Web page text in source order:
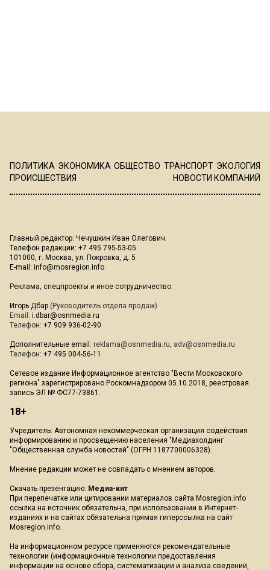
ПОЛИТИКА ЭКОНОМИКА ОБЩЕСТВО ТРАНСПОРТ ЭКОЛОГИЯ
ПРОИСШЕСТВИЯ
НОВОСТИ КОМПАНИЙ
Главный редактор: Чечушкин Иван Олегович.
Телефон редакции: +7 495 795-53-05
101000, г. Москва, ул. Покровка, д. 5
E-mail: info@mosregion.info
Реклама, спецпроекты и иное сотрудничество:
Игорь Дбар (Руководитель отдела продаж)
Email: i.dbar@osnmedia.ru
Телефон: +7 909 936-02-90
Дополнительные email: reklama@osnmedia.ru, adv@osnmedia.ru
Телефон: +7 495 004-56-11
Сетевое издание Информационное агентство "Вести Московского
региона" зарегистрировано Роскомнадзором 05.10.2018, реестровая
запись ЭЛ № ФС77-73861.
18+
Учредитель: Автономная некоммерческая организация содействия
информированию и просвещению населения "Медиахолдинг
"Общественная служба новостей" (ОГРН 1187700006328).
Мнение редакции может не совпадать с мнением авторов.
Скачать презентацию: Медиа-кит
При перепечатке или цитировании материалов сайта Mosregion.info
ссылка на источник обязательна, при использовании в Интернет-
изданиях и на сайтах обязательна прямая гиперссылка на сайт
Mosregion.info.
На информационном ресурсе применяются рекомендательные
технологии (информационные технологии предоставления
информации на основе сбора, систематизации и анализа сведений,